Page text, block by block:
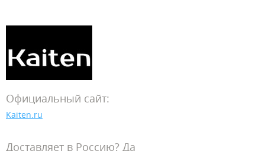
Официальный сайт:
Kaiten.ru
Доставляет в Россию? Да